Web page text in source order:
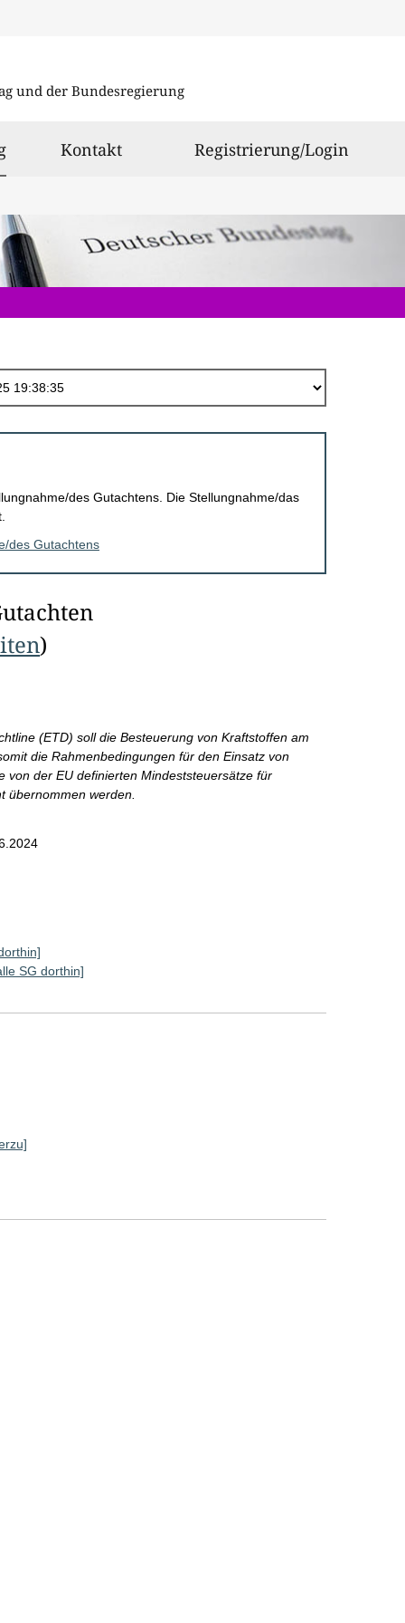
und der Bundesregierung
ausgewählt
Kontakt Registrierung/Login
des Gutachtens. Die Stellungnahme/das
des Gutachtens
)
(ETD) soll die Besteuerung von Kraftstoffen am
die Rahmenbedingungen für den Einsatz von
von der EU definierten Mindeststeuersätze für
übernommen werden.
SG dorthin]